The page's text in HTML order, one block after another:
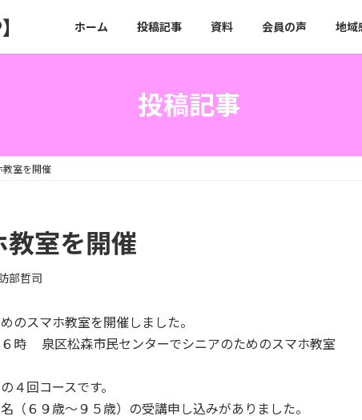
ホーム 投稿記事 資料 会員の声 地域
投稿記事
教室を開催
室を開催
部哲司
のスマホ教室を開催しました。
時 泉区松森市民センターでシニアのためのスマホ教室
４回コースです。
（６９歳～９５歳）の受講申し込みがありました。